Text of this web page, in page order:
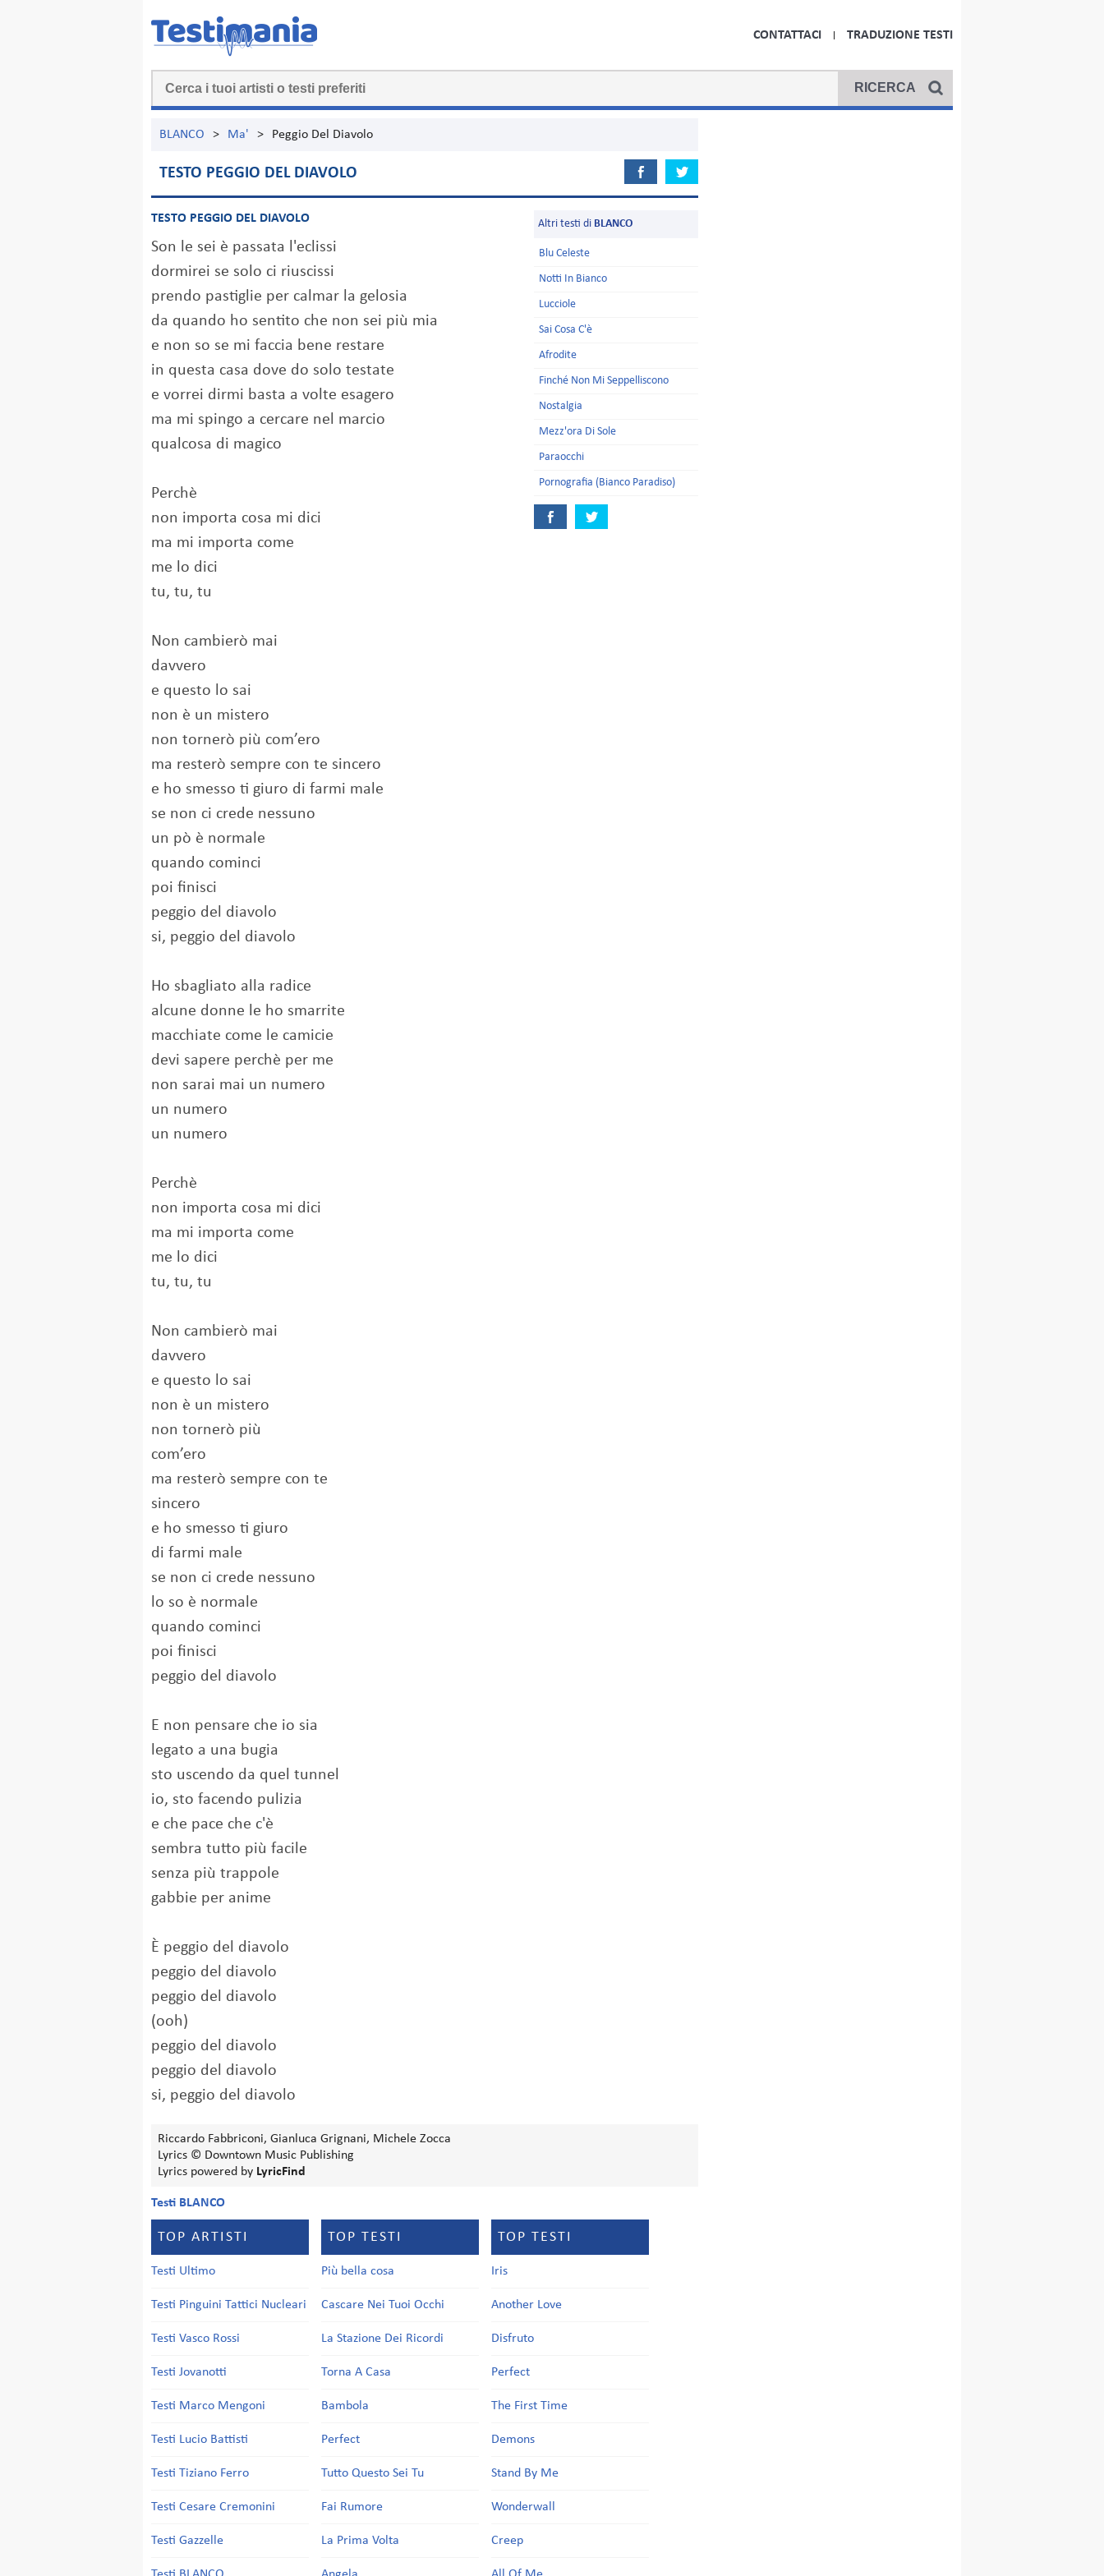
CONTATTACI TRADUZIONE TESTI
BLANCO > Ma' > Peggio Del Diavolo
TESTO PEGGIO DEL DIAVOLO
TESTO PEGGIO DEL DIAVOLO
Son le sei è passata l'eclissi
dormirei se solo ci riuscissi
prendo pastiglie per calmar la gelosia
da quando ho sentito che non sei più mia
e non so se mi faccia bene restare
in questa casa dove do solo testate
e vorrei dirmi basta a volte esagero
ma mi spingo a cercare nel marcio
qualcosa di magico
Perchè
non importa cosa mi dici
ma mi importa come
me lo dici
tu, tu, tu
Non cambierò mai
davvero
e questo lo sai
non è un mistero
non tornerò più com’ero
ma resterò sempre con te sincero
e ho smesso ti giuro di farmi male
se non ci crede nessuno
un pò è normale
quando cominci
poi finisci
peggio del diavolo
si, peggio del diavolo
Ho sbagliato alla radice
alcune donne le ho smarrite
macchiate come le camicie
devi sapere perchè per me
non sarai mai un numero
un numero
un numero
Perchè
non importa cosa mi dici
ma mi importa come
me lo dici
tu, tu, tu
Non cambierò mai
davvero
e questo lo sai
non è un mistero
non tornerò più
com’ero
ma resterò sempre con te
sincero
e ho smesso ti giuro
di farmi male
se non ci crede nessuno
lo so è normale
quando cominci
poi finisci
peggio del diavolo
E non pensare che io sia
legato a una bugia
sto uscendo da quel tunnel
io, sto facendo pulizia
e che pace che c'è
sembra tutto più facile
senza più trappole
gabbie per anime
È peggio del diavolo
peggio del diavolo
peggio del diavolo
(ooh)
peggio del diavolo
peggio del diavolo
si, peggio del diavolo
Altri testi di BLANCO
Blu Celeste
Notti In Bianco
Lucciole
Sai Cosa C'è
Afrodite
Finché Non Mi Seppelliscono
Nostalgia
Mezz'ora Di Sole
Paraocchi
Pornografia (Bianco Paradiso)
Riccardo Fabbriconi, Gianluca Grignani, Michele Zocca
Lyrics © Downtown Music Publishing
Lyrics powered by LyricFind
Testi BLANCO
TOP ARTISTI
Testi Ultimo
Testi Pinguini Tattici Nucleari
Testi Vasco Rossi
Testi Jovanotti
Testi Marco Mengoni
Testi Lucio Battisti
Testi Tiziano Ferro
Testi Cesare Cremonini
Testi Gazzelle
TOP TESTI
Più bella cosa
Cascare Nei Tuoi Occhi
La Stazione Dei Ricordi
Torna A Casa
Bambola
Perfect
Tutto Questo Sei Tu
Fai Rumore
La Prima Volta
TOP TESTI
Iris
Another Love
Disfruto
Perfect
The First Time
Demons
Stand By Me
Wonderwall
Creep